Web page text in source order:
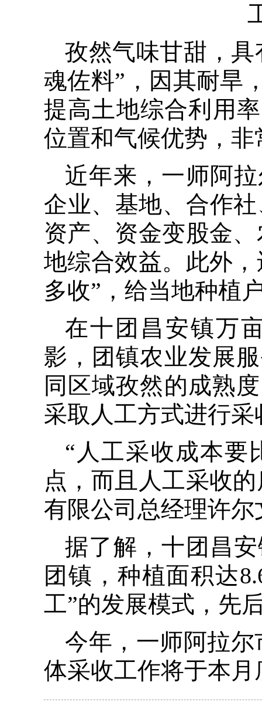
孜然气味甘甜，
魂佐料”，因其耐旱
提高土地综合利用
位置和气候优势，
近年来，一师阿
企业、基地、合作
资产、资金变股金
地综合效益。此外
多收”，给当地种植
在十团昌安镇万
影，团镇农业发展
同区域孜然的成熟
采取人工方式进行
“人工采收成本要
点，而且人工采收
有限公司总经理许尔
据了解，十团昌
团镇，种植面积达
工”的发展模式，先
今年，一师阿拉
体采收工作将于本月